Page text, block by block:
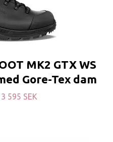
MK2 GTX WS
Gore-Tex dam
3 595 SEK